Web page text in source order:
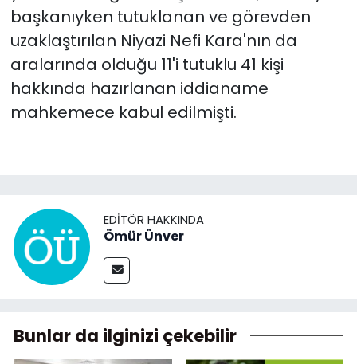
başkanıyken tutuklanan ve görevden
uzaklaştırılan Niyazi Nefi Kara'nın da
aralarında olduğu 11'i tutuklu 41 kişi
hakkında hazırlanan iddianame
mahkemece kabul edilmişti.
EDITÖR HAKKINDA
Ömür Ünver
Bunlar da ilginizi çekebilir